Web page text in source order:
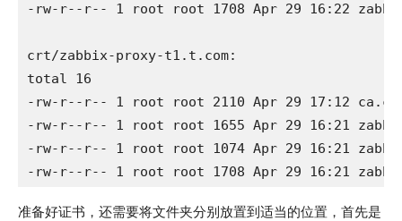
-rw-r--r-- 1 root root 1708 Apr 29 16:22
crt/zabbix-proxy-t1.t.com:
total 16
-rw-r--r-- 1 root root 2110 Apr 29 17:12
-rw-r--r-- 1 root root 1655 Apr 29 16:21
-rw-r--r-- 1 root root 1074 Apr 29 16:21
-rw-r--r-- 1 root root 1708 Apr 29 16:21
准备好证书，还需要将文件夹分别放置到适当的位置，首先是